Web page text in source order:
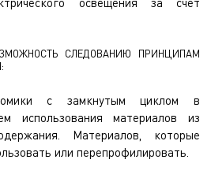
СЛЕДОВАНИЮ ПРИНЦИПАМ
с замкнутым циклом в
использования материалов из
Материалов, которые
или перепрофилировать.